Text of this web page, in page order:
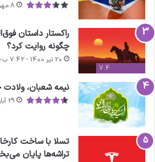
8 مهر 1400 - 7:42 ب.ظ
7.4
راکستار داستان
چگونه روایت کرد؟
20 تیر 1400 - 7:42 ب.ظ
نیمه شعبان،
29 آبان 1400 - 7:42 ب.ظ
تسلا با ساخت
تراشه‌ها پایان